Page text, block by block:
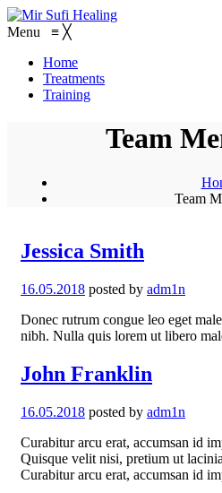
Menu ≡ ╳
Home
Treatments
Training
Team
Team
Jessica Smith
16.05.2018 posted by adm1n
Donec rutrum congue leo eget
nibh. Nulla quis lorem ut libero
John Franklin
16.05.2018 posted by adm1n
Curabitur arcu erat, accumsan id
Quisque velit nisi, pretium ut
Curabitur arcu erat, accumsan id